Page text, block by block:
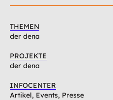
THEMEN
der dena
PROJEKTE
der dena
INFOCENTER
Artikel, Events, Presse